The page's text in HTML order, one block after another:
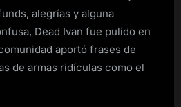
alegrías y alguna
Dead Ivan fue pulido en
aportó frases de
de armas ridículas como el